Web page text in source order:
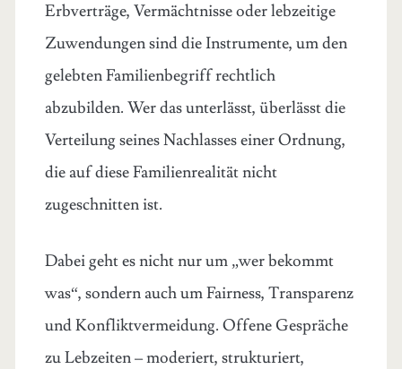
Erbverträge, Vermächtnisse oder lebzeitige
Zuwendungen sind die Instrumente, um den
gelebten Familienbegriff rechtlich
abzubilden. Wer das unterlässt, überlässt die
Verteilung seines Nachlasses einer Ordnung,
die auf diese Familienrealität nicht
zugeschnitten ist.
Dabei geht es nicht nur um „wer bekommt
was“, sondern auch um Fairness, Transparenz
und Konfliktvermeidung. Offene Gespräche
zu Lebzeiten – moderiert, strukturiert,